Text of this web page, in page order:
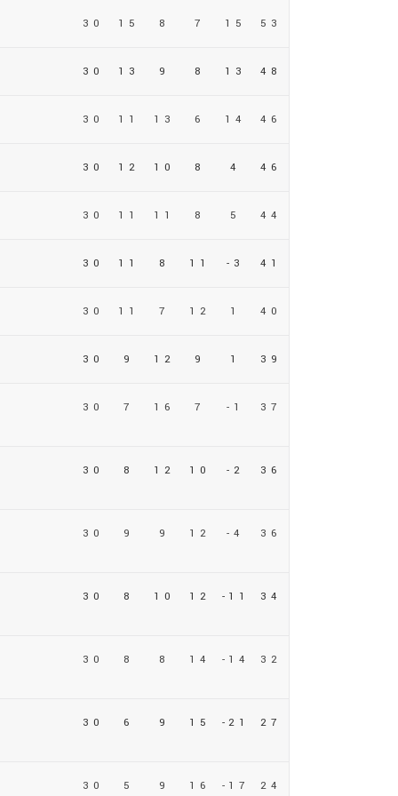
30 15 8 7 15 53
30 13 9 8 13 48
30 11 13 6 14 46
30 12 10 8 4 46
30 11 11 8 5 44
30 11 8 11 -3 41
30 11 7 12 1 40
30 9 12 9 1 39
30 7 16 7 -1 37
30 8 12 10 -2 36
30 9 9 12 -4 36
30 8 10 12 -11 34
30 8 8 14 -14 32
30 6 9 15 -21 27
30 5 9 16 -17 24